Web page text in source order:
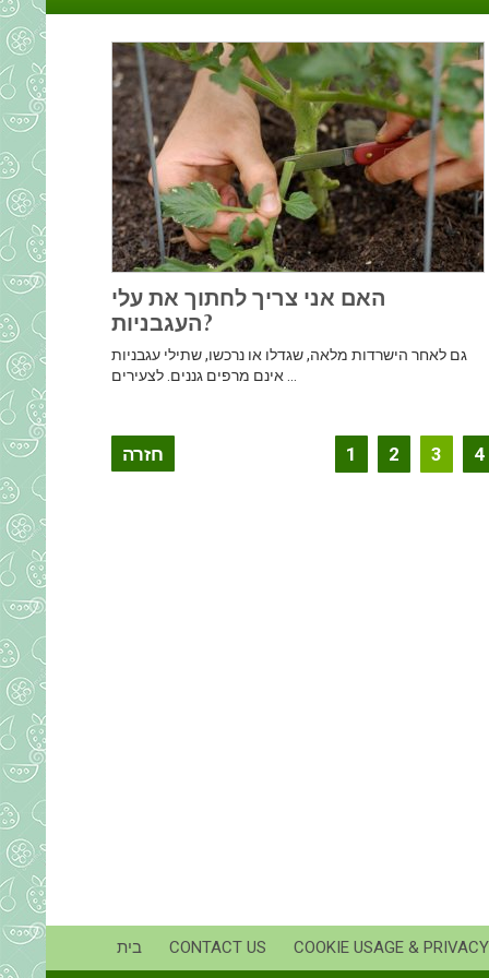
האם אני צריך לחתוך את עלי
העגבניות?
גם לאחר הישרדות מלאה, שגדלו או נרכשו, שתילי עגבניות
הקלטת
ניווט
חזרה 1 2 3 4
בית CONTACT US COOKIE USAGE &